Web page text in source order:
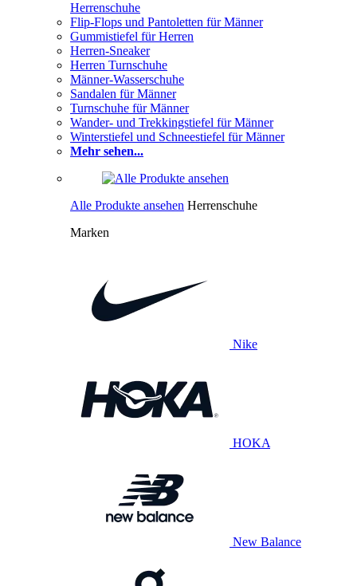
Herrenschuhe
Flip-Flops und Pantoletten für Männer
Gummistiefel für Herren
Herren-Sneaker
Herren Turnschuhe
Männer-Wasserschuhe
Sandalen für Männer
Turnschuhe für Männer
Wander- und Trekkingstiefel für Männer
Winterstiefel und Schneestiefel für Männer
Mehr sehen...
Alle Produkte ansehen Herrenschuhe
Marken
Nike
HOKA
New Balance